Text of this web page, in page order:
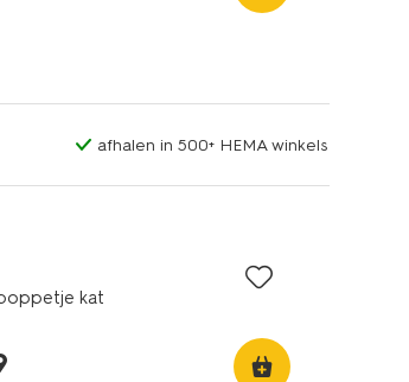
afhalen in 500+ HEMA winkels
kat